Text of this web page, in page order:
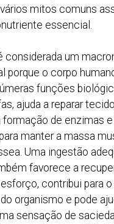
mitos comuns
essencial.
considerada um
porque o corpo
funções
ajuda a reparar
formação de enzimas
manter a massa
Uma ingestão
favorece a
contribui para o
organismo e pode
sensação de